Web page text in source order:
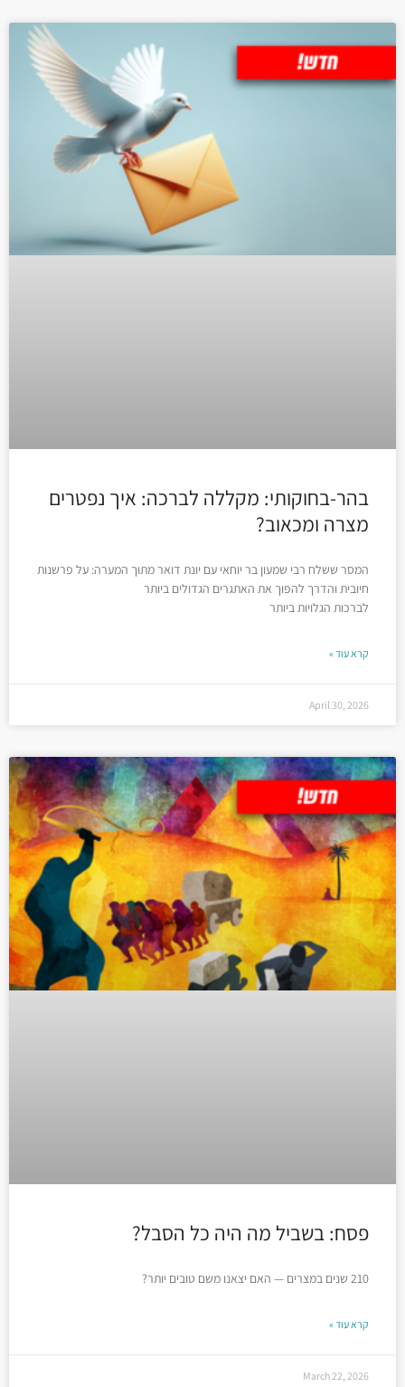
בהר-בחוקותי: מקללה לברכה: איך נפטרים
מצרה ומכאוב?
המסר ששלח רבי שמעון בר יוחאי עם יונת דואר מתוך המערה: על פרשנות
חיובית והדרך להפוך את האתגרים הגדולים ביותר
לברכות הגלויות ביותר
קרא עוד »
April 30, 2026
פסח: בשביל מה היה כל הסבל?
210 שנים במצרים — האם יצאנו משם טובים יותר?
קרא עוד »
March 22, 2026